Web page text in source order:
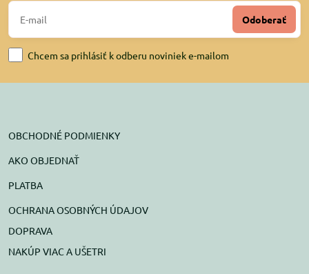
Odoberať
Chcem sa prihlásiť k odberu noviniek e-mailom
OBCHODNÉ PODMIENKY
AKO OBJEDNAŤ
PLATBA
OCHRANA OSOBNÝCH ÚDAJOV
DOPRAVA
NAKÚP VIAC A UŠETRI